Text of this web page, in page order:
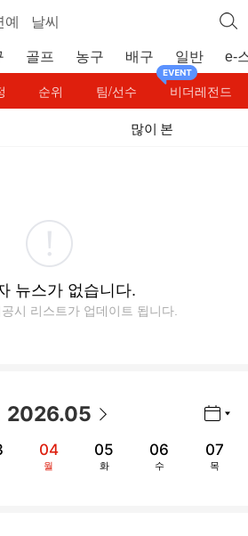
예 날씨
골프 농구 배구 일반 e-
순위 팀/선수 비더레전드
많이 본
뉴스가 없습니다.
시 리스트가 업데이트 됩니다.
2026.05
04
월
05
화
06
수
07
목